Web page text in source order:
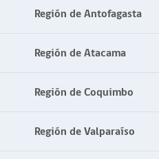
Región de Antofagasta
Región de Atacama
Región de Coquimbo
Región de Valparaíso